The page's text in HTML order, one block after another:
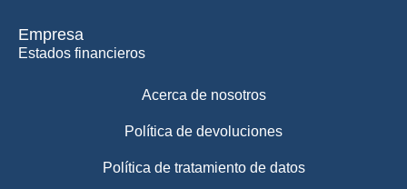
Empresa
Estados financieros
Acerca de nosotros
Política de devoluciones
Política de tratamiento de datos